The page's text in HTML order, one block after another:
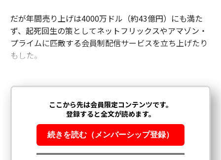
だが年間売り上げは4000万ドル（約43億円）にも満た
ず、起死回生の策としてネットフリックスやアマゾン・
プライムに匹敵する会員制配信サービスを立ち上げたり
もした。